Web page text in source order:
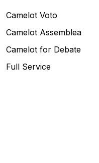
Camelot Voto
Camelot Assemblea
Camelot for Debate
Full Service